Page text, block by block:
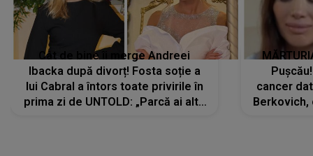
Cât de bine îi merge Andreei
Ibacka după divorț! Fosta soție a
lui Cabral a întors toate privirile în
prima zi de UNTOLD: „Parcă ai altă
cancer
Berkovich,